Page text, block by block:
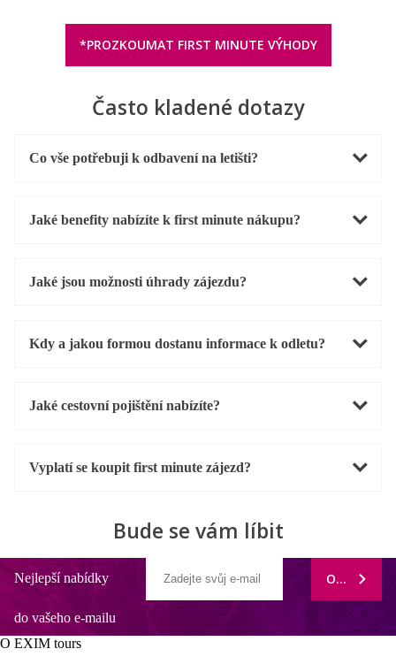
*PROZKOUMAT FIRST MINUTE VÝHODY
Často kladené dotazy
Co vše potřebuji k odbavení na letišti?
Jaké benefity nabízíte k first minute nákupu?
Jaké jsou možnosti úhrady zájezdu?
Kdy a jakou formou dostanu informace k odletu?
Jaké cestovní pojištění nabízíte?
Vyplatí se koupit first minute zájezd?
Bude se vám líbit
Nejlepší nabídky
do vašeho e-mailu
ODEBÍRAT
O EXIM tours